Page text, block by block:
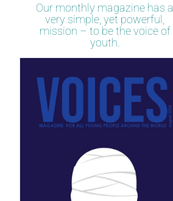
Our monthly magazine has a
very simple, yet powerful,
mission – to be the voice of
youth.